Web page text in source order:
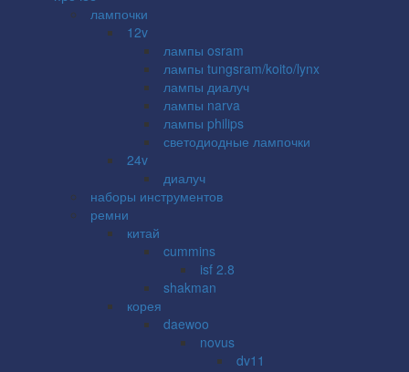
лампочки
12v
лампы osram
лампы tungsram/koito/lynx
лампы диалуч
лампы narva
лампы philips
светодиодные лампочки
24v
диалуч
наборы инструментов
ремни
китай
cummins
isf 2.8
shakman
корея
daewoo
novus
dv11